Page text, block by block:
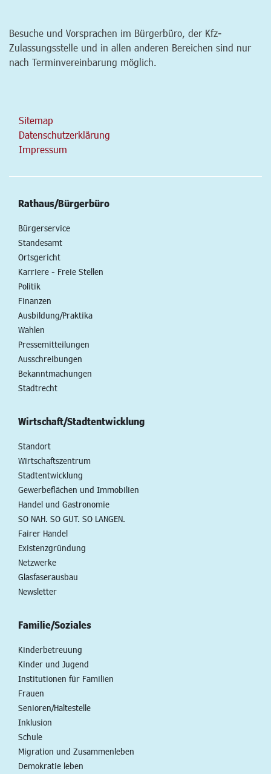
Besuche und Vorsprachen im Bürgerbüro, der Kfz-
Zulassungsstelle und in allen anderen Bereichen sind nur
nach Terminvereinbarung möglich.
Sitemap
Datenschutzerklärung
Impressum
Rathaus/Bürgerbüro
Bürgerservice
Standesamt
Ortsgericht
Karriere - Freie Stellen
Politik
Finanzen
Ausbildung/Praktika
Wahlen
Pressemitteilungen
Ausschreibungen
Bekanntmachungen
Stadtrecht
Wirtschaft/Stadtentwicklung
Standort
Wirtschaftszentrum
Stadtentwicklung
Gewerbeflächen und Immobilien
Handel und Gastronomie
SO NAH. SO GUT. SO LANGEN.
Fairer Handel
Existenzgründung
Netzwerke
Glasfaserausbau
Newsletter
Familie/Soziales
Kinderbetreuung
Kinder und Jugend
Institutionen für Familien
Frauen
Senioren/Haltestelle
Inklusion
Schule
Migration und Zusammenleben
Demokratie leben